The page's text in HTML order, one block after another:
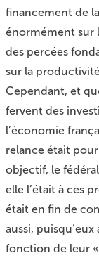
financement de
énormément sur
des percées
sur la
Cependant, et
fervent des
l’économie
relance était
objectif, le
elle l’était à ces
était en fin de
aussi,
fonction de leur